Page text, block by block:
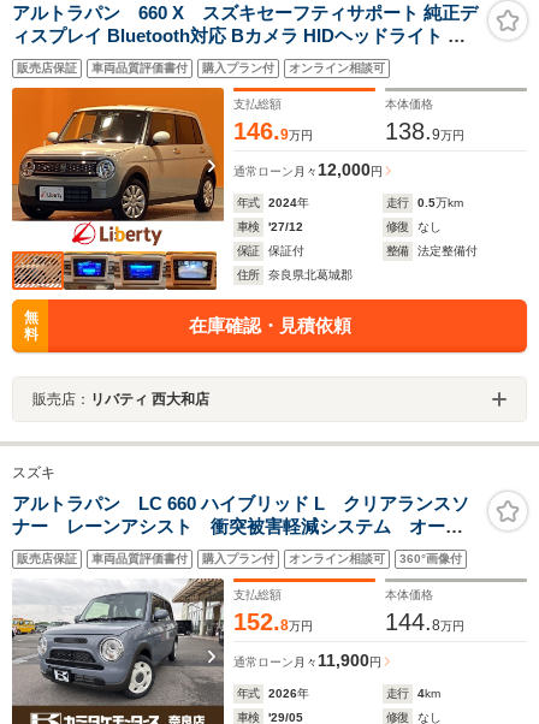
アルトラパン 660 X スズキセーフティサポート 純正デ
ィスプレイ Bluetooth対応 Bカメラ HIDヘッドライト ス
マートキー プッシュスタート アイドリングストップ 革巻
きステアリング 前席シートヒーター 純正アルミホイール
販売店保証 車両品質評価書付 購入プラン付 オンライン相談可
支払総額
146.9万円
本体価格
138.9万円
通常ローン 月々 12,000円
年式 2024年 走行 0.5万km
車検
'27/12 修復
なし
保証
保証付 整備
法定整備付
住所
奈良県北葛城郡
無
料
在庫確認・見積依頼
販売店： リバティ 西大和店
スズキ
アルトラパン LC 660 ハイブリッド L クリアランスソ
ナー レーンアシスト 衝突被害軽減システム オート
ライト LEDヘッドランプ スマートキー アイドリン
グストップ 電動格納ミラー シートヒーター ベンチ
シート CVT 盗難防止システム
販売店保証 車両品質評価書付 購入プラン付 オンライン相談可 360°画像付
支払総額
152.8万円
本体価格
144.8万円
通常ローン 月々 11,900円
年式 2026年 走行 4km
車検
'29/05 修復
なし